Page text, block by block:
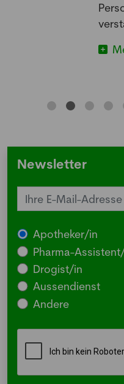
Newsletter
Apotheker/in
Pharma-
Drogist/in
Aussendienst
Andere